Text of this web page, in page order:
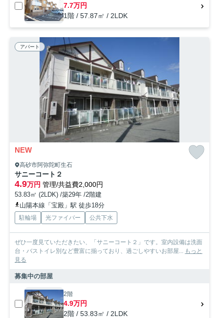
7.7万円
1階 / 57.87㎡ / 2LDK
アパート
NEW
高砂市阿弥陀町生石
サニーコート２
4.9万円 管理/共益費2,000円
53.83㎡ (2LDK) /築29年 /2階建
山陽本線「宝殿」駅 徒歩18分
駐輪場 光ファイバー 公共下水
ぜひ一度見ていただきたい、「サニーコート２」です。室内設備は洗面
台・バストイレ別など豊富に揃っており、過ごしやすいお部屋...
もっと
見る
募集中の部屋
2階
4.9万円
2階 / 53.83㎡ / 2LDK